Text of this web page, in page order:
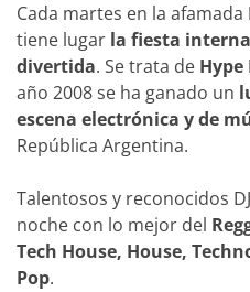
Cada martes en la afamada
tiene lugar la fiesta
divertida. Se trata de Hype
año 2008 se ha ganado un
escena electrónica y de
República Argentina.
Talentosos y reconocidos
noche con lo mejor del
Tech House, House,
Pop.